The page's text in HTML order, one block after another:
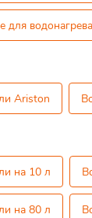
для
Ariston
на 10 л
на 80 л